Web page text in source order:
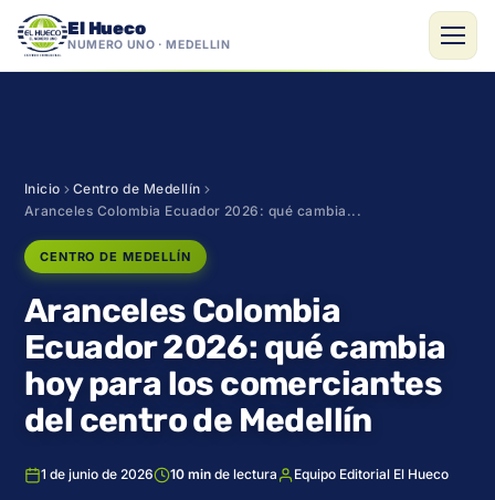
El Hueco
NÚMERO UNO · MEDELLÍN
Inicio
Centro de Medellín
Aranceles Colombia Ecuador 2026: qué cambia...
CENTRO DE MEDELLÍN
Aranceles Colombia
Ecuador 2026: qué cambia
hoy para los comerciantes
del centro de Medellín
1 de junio de 2026 10 min de lectura Equipo Editorial El Hueco